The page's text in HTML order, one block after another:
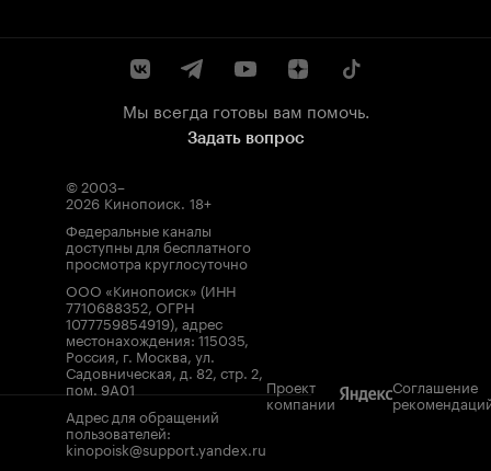
Мы всегда готовы вам помочь.
Задать вопрос
© 2003–
2026 Кинопоиск. 18+
Федеральные каналы
доступны для бесплатного
просмотра круглосуточно
ООО «Кинопоиск» (ИНН
7710688352, ОГРН
1077759854919), адрес
местонахождения: 115035,
Россия, г. Москва, ул.
Садовническая, д. 82, стр. 2,
пом. 9А01
Адрес для обращений
пользователей:
kinopoisk@support.yandex.ru
Проект
компании
Соглашение